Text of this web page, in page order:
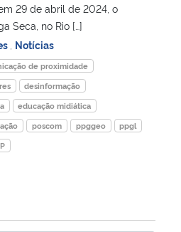
e Comunicações
Direitos Humanos
29 de abril de 2024, o
Seca, no Rio […]
Notícias
de proximidade
desinformação
educação midiática
poscom ppggeo
ppgl